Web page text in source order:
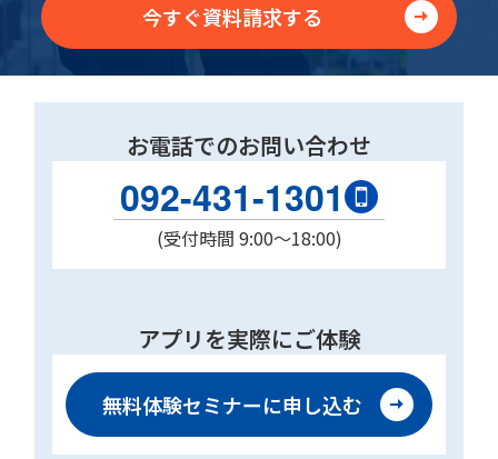
今すぐ資料請求する
お電話でのお問い合わせ
092-431-1301
(受付時間 9:00〜18:00)
アプリを実際にご体験
無料体験セミナーに申し込む